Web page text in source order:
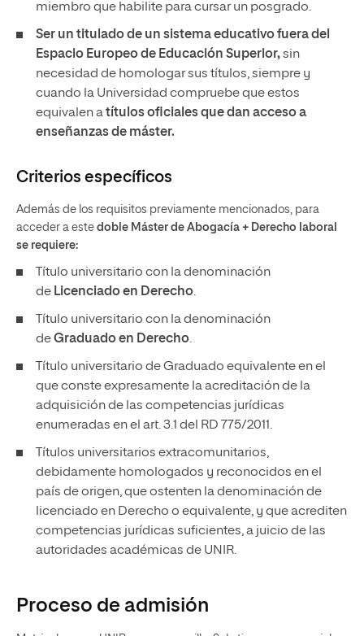
miembro que habilite para cursar un posgrado.
Ser un titulado de un sistema educativo fuera del
Espacio Europeo de Educación Superior,sin
necesidad de homologar sus títulos, siempre y
cuando la Universidad compruebe que estos
equivalen atítulos oficiales que dan acceso a
enseñanzas de máster.
Criterios específicos
Además de los requisitos previamente mencionados, para
acceder a este doble Máster de Abogacía + Derecho laboral
se requiere:
Título universitario con la denominación
de Licenciado en Derecho.
Título universitario con la denominación
deGraduado en Derecho.
Título universitario de Graduado equivalente en el
que conste expresamente la acreditación de la
adquisición de las competencias jurídicas
enumeradas en el art. 3.1 del RD 775/2011.
Títulos universitarios extracomunitarios,
debidamente homologados y reconocidos en el
país de origen, que ostenten la denominación de
licenciado en Derecho o equivalente, y que acrediten
competencias jurídicas suficientes, a juicio de las
autoridades académicas de UNIR.
Proceso de admisión